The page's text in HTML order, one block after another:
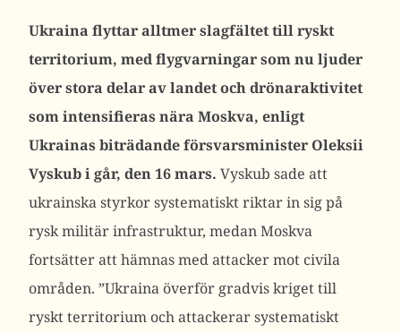
Ukraina flyttar alltmer slagfältet till ryskt
territorium, med flygvarningar som nu ljuder
över stora delar av landet och drönaraktivitet
som intensifieras nära Moskva, enligt
Ukrainas biträdande försvarsminister Oleksii
Vyskub i går, den 16 mars. Vyskub sade att
ukrainska styrkor systematiskt riktar in sig på
rysk militär infrastruktur, medan Moskva
fortsätter att hämnas med attacker mot civila
områden. ”Ukraina överför gradvis kriget till
ryskt territorium och attackerar systematiskt